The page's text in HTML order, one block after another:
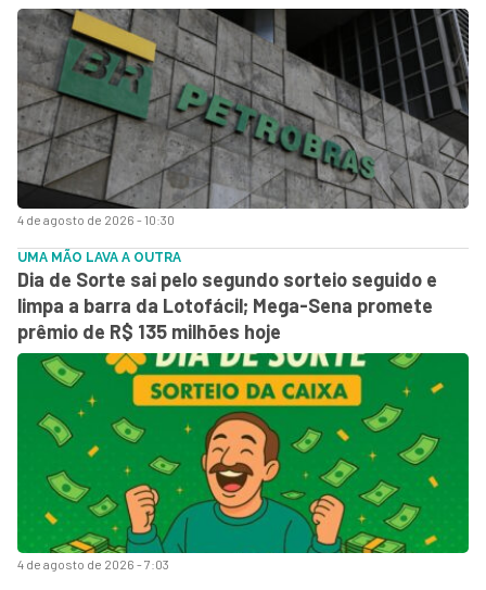
4 de agosto de 2026 - 10:30
4 de agosto de 2026 - 7:03
UMA MÃO LAVA A OUTRA
Dia de Sorte sai pelo segundo sorteio seguido e
limpa a barra da Lotofácil; Mega-Sena promete
prêmio de R$ 135 milhões hoje